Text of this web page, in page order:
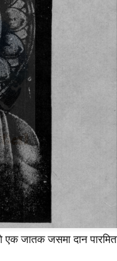
एक जातक जसमा दान